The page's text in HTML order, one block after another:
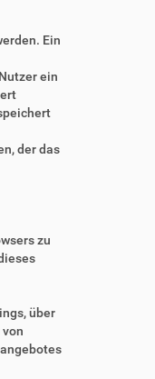
Ein
ein
der das
zu
über